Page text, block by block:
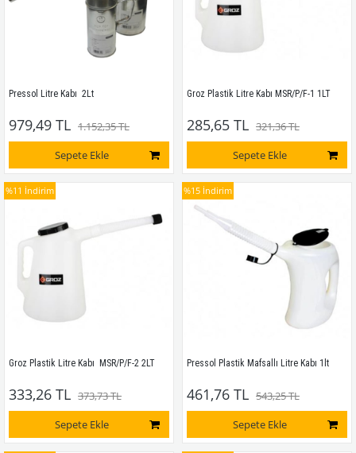
Pressol Litre Kabı  2Lt
979,49 TL 1.152,35 TL
Sepete Ekle
Groz Plastik Litre Kabı MSR/P/F-1 1LT
285,65 TL 321,36 TL
Sepete Ekle
Groz Plastik Litre Kabı  MSR/P/F-2 2LT
333,26 TL 373,73 TL
Sepete Ekle
%11 İndirim
Pressol Plastik Mafsallı Litre Kabı 1lt
461,76 TL 543,25 TL
Sepete Ekle
%15 İndirim